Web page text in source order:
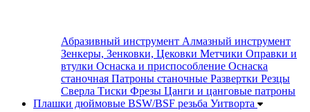
Абразивный инструмент Алмазный инструмент
Зенкеры, Зенковки, Цековки Метчики Оправки и
втулки Оснаска и приспособление Оснаска
станочная Патроны станочные Развертки Резцы
Сверла Тиски Фрезы Цанги и цанговые патроны
Плашки дюймовые BSW/BSF резьба Уитворта